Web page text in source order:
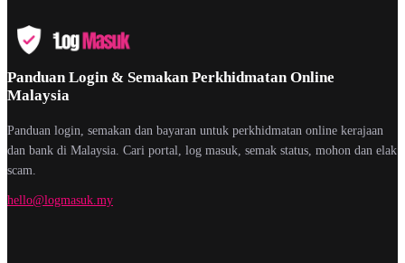
Panduan Login & Semakan Perkhidmatan Online
Malaysia
Panduan login, semakan dan bayaran untuk perkhidmatan online kerajaan
dan bank di Malaysia. Cari portal, log masuk, semak status, mohon dan elak
scam.
hello@logmasuk.my